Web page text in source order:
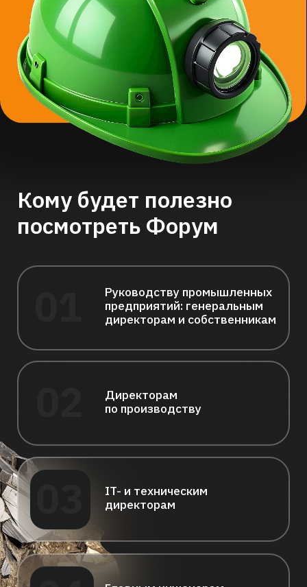
07
Разработчикам IT-решений
и интеграторам
08
Представителям органов
государственной власти,
ассоциаций, фондов,
институтов развития
Спикеры — эксперты
из ведущих компаний
Программа конференции